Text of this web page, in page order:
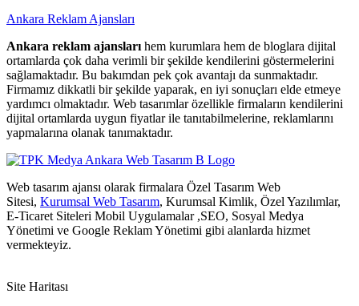
Ankara Reklam Ajansları
Ankara reklam ajanslarıhem kurumlara hem de bloglara dijital
ortamlarda çok daha verimli bir şekilde kendilerini göstermelerini
sağlamaktadır. Bu bakımdan pek çok avantajı da sunmaktadır.
Firmamız dikkatli bir şekilde yaparak, en iyi sonuçları elde etmeye
yardımcı olmaktadır. Web tasarımlar özellikle firmaların kendilerini
dijital ortamlarda uygun fiyatlar ile tanıtabilmelerine, reklamlarını
yapmalarına olanak tanımaktadır.
Web tasarım ajansı olarak firmalara Özel Tasarım Web
Sitesi, Kurumsal Web Tasarım, Kurumsal Kimlik, Özel Yazılımlar,
E-Ticaret Siteleri Mobil Uygulamalar ,SEO, Sosyal Medya
Yönetimi ve Google Reklam Yönetimi gibi alanlarda hizmet
vermekteyiz.
Site Haritası